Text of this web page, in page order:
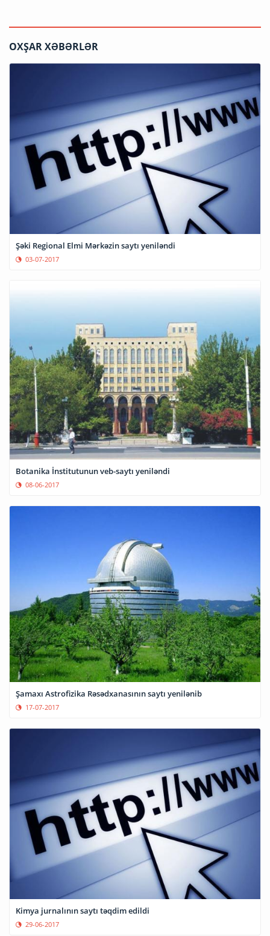
OXŞAR XƏBƏRLƏR
Şəki Regional Elmi Mərkəzin saytı yeniləndi
03-07-2017
Botanika İnstitutunun veb-saytı yeniləndi
08-06-2017
Şamaxı Astrofizika Rəsədxanasının saytı yenilənib
17-07-2017
Kimya jurnalının saytı təqdim edildi
29-06-2017